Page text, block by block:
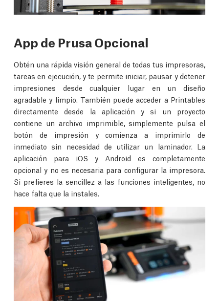
App de Prusa Opcional
Obtén una rápida visión general de todas tus impresoras,
tareas en ejecución, y te permite iniciar, pausar y detener
impresiones desde cualquier lugar en un diseño
agradable y limpio. También puede acceder a Printables
directamente desde la aplicación y si un proyecto
contiene un archivo imprimible, simplemente pulsa el
botón de impresión y comienza a imprimirlo de
inmediato sin necesidad de utilizar un laminador. La
aplicación para iOS y Android es completamente
opcional y no es necesaria para configurar la impresora.
Si prefieres la sencillez a las funciones inteligentes, no
hace falta que la instales.